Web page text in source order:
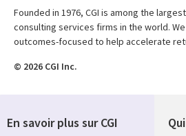
Founded in 1976, CGI is among the
consulting services firms in the world.
outcomes-focused to help accelerate
© 2026 CGI Inc.
En savoir plus sur CGI